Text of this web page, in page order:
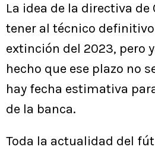
La idea de la directiva de
tener al técnico
extinción del 2023, pero
hecho que ese plazo no
hay fecha estimativa
de la banca.
Toda la actualidad del